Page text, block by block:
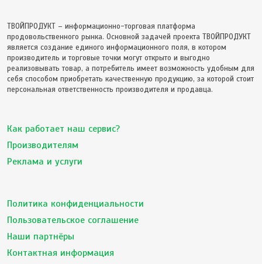
ТВОЙПРОДУКТ – информационно-торговая платформа
продовольственного рынка. Основной задачей проекта ТВОЙПРОДУКТ
является создание единого информационного поля, в котором
производитель и торговые точки могут открыто и выгодно
реализовывать товар, а потребитель имеет возможность удобным для
себя способом приобретать качественную продукцию, за которой стоит
персональная ответственность производителя и продавца.
Как работает наш сервис?
Производителям
Реклама и услуги
Политика конфиденциальности
Пользовательское соглашение
Наши партнёры
Контактная информация